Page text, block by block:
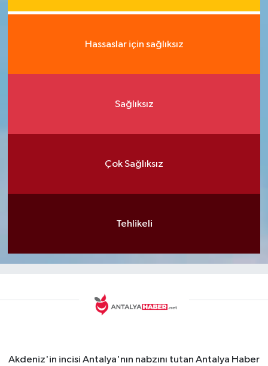
Hassaslar için sağlıksız
Sağlıksız
Çok Sağlıksız
Tehlikeli
Akdeniz'in incisi Antalya'nın nabzını tutan Antalya Haber